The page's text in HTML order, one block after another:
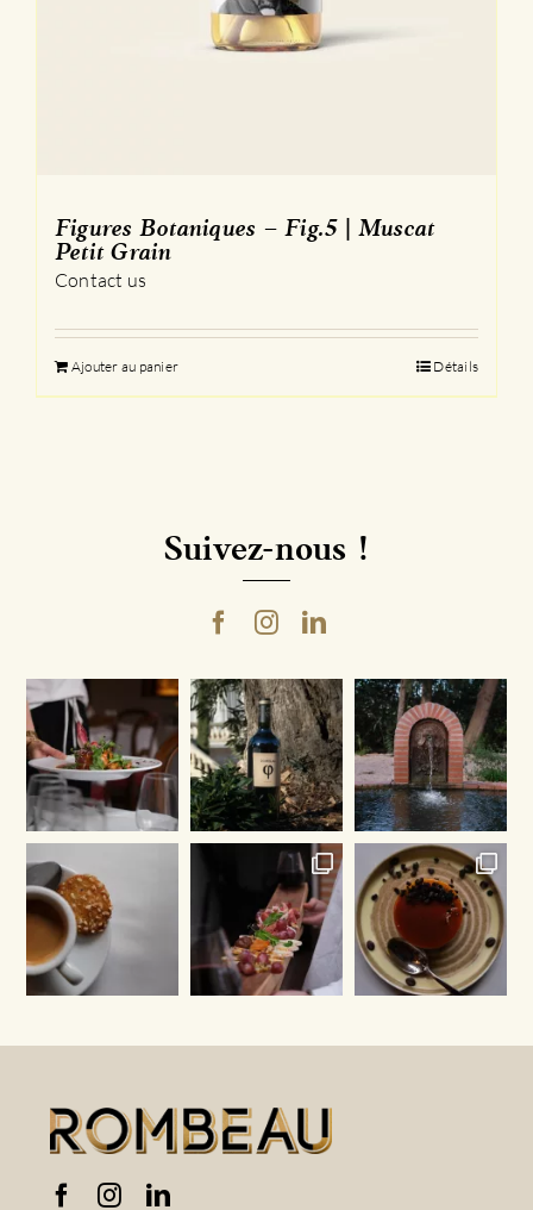
Figures Botaniques – Fig.5 | Muscat
Petit Grain
Contact us
Ajouter au panier Détails
Suivez-nous !